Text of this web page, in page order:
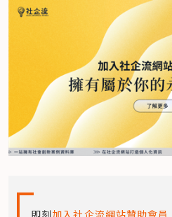
即刻加入社企流網站贊助會員